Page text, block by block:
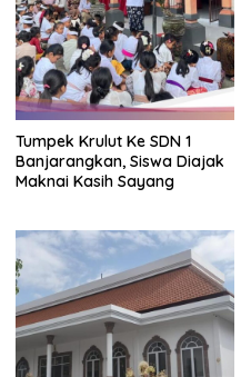
Tumpek Krulut Ke SDN 1
Banjarangkan, Siswa Diajak
Maknai Kasih Sayang